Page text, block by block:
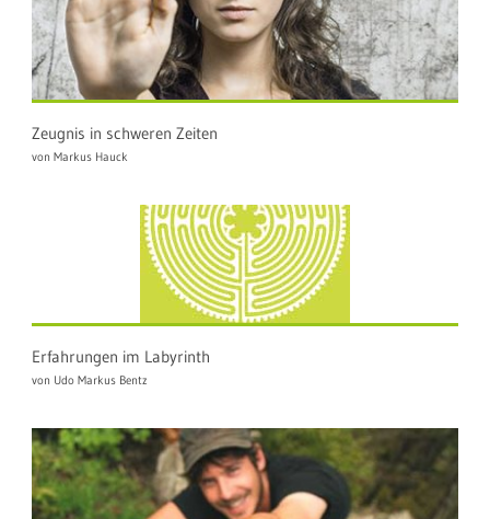
Zeugnis in schweren Zeiten
von Markus Hauck
Erfahrungen im Labyrinth
von Udo Markus Bentz